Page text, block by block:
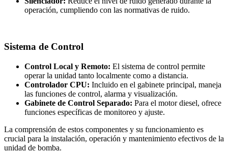
operación, cumpliendo con las normativas de ruido.
Sistema de Control
Control Local y Remoto: El sistema de control permite
operar la unidad tanto localmente como a distancia.
Controlador CPU: Incluido en el gabinete principal, maneja
las funciones de control, alarma y visualización.
Gabinete de Control Separado: Para el motor diesel, ofrece
funciones específicas de monitoreo y ajuste.
La comprensión de estos componentes y su funcionamiento es
crucial para la instalación, operación y mantenimiento efectivos de la
unidad de bomba.